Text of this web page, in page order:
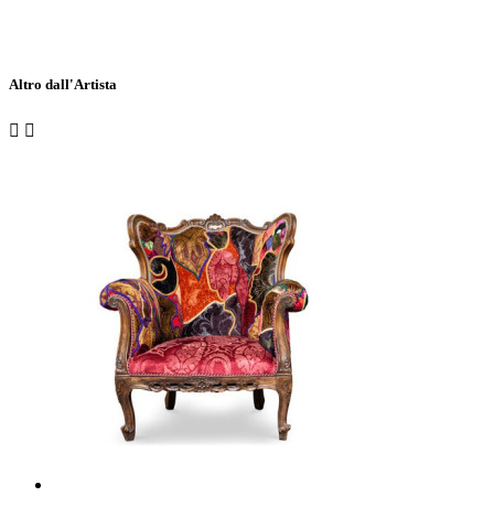
Altro dall'Artista
 